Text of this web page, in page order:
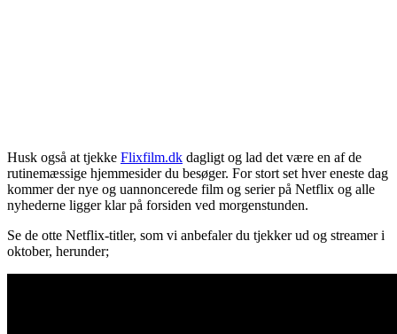
Husk også at tjekke Flixfilm.dk dagligt og lad det være en af de
rutinemæssige hjemmesider du besøger. For stort set hver eneste dag
kommer der nye og uannoncerede film og serier på Netflix og alle
nyhederne ligger klar på forsiden ved morgenstunden.
Se de otte Netflix-titler, som vi anbefaler du tjekker ud og streamer i
oktober, herunder;